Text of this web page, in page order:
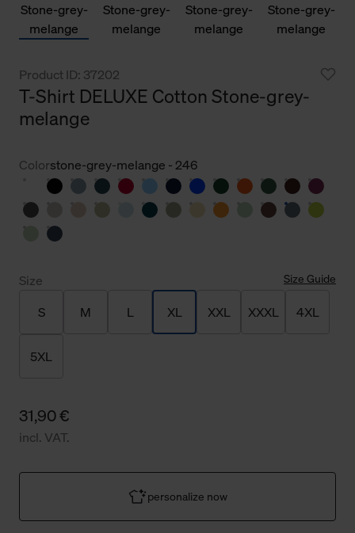
Product ID: 37202
T-Shirt DELUXE Cotton Stone-grey-
melange
Colorstone-grey-melange - 246
Size Size Guide
S M L XL XXL XXXL 4XL
5XL
31,90 €
incl. VAT.
personalize now